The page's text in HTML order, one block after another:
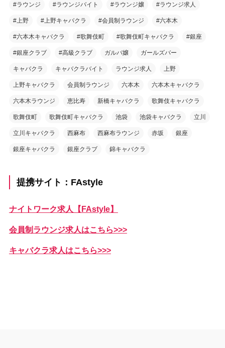
#ラウンジ #ラウンジバイト #ラウンジ嬢 #ラウンジ求人
#上野 #上野キャバクラ #会員制ラウンジ #六本木
#六本木キャバクラ #歌舞伎町 #歌舞伎町キャバクラ #銀座
#銀座クラブ #高級クラブ ガルバ嬢 ガールズバー
キャバクラ キャバクラバイト ラウンジ求人 上野
上野キャバクラ 会員制ラウンジ 六本木 六本木キャバクラ
六本木ラウンジ 恵比寿 新橋キャバクラ 歌舞伎キャバクラ
歌舞伎町 歌舞伎町キャバクラ 池袋 池袋キャバクラ 立川
立川キャバクラ 西麻布 西麻布ラウンジ 赤坂 銀座
銀座キャバクラ 銀座クラブ 錦キャバクラ
提携サイト：FAstyle
ナイトワーク求人【FAstyle】
会員制ラウンジ求人はこちら>>>
キャバクラ求人はこちら>>>